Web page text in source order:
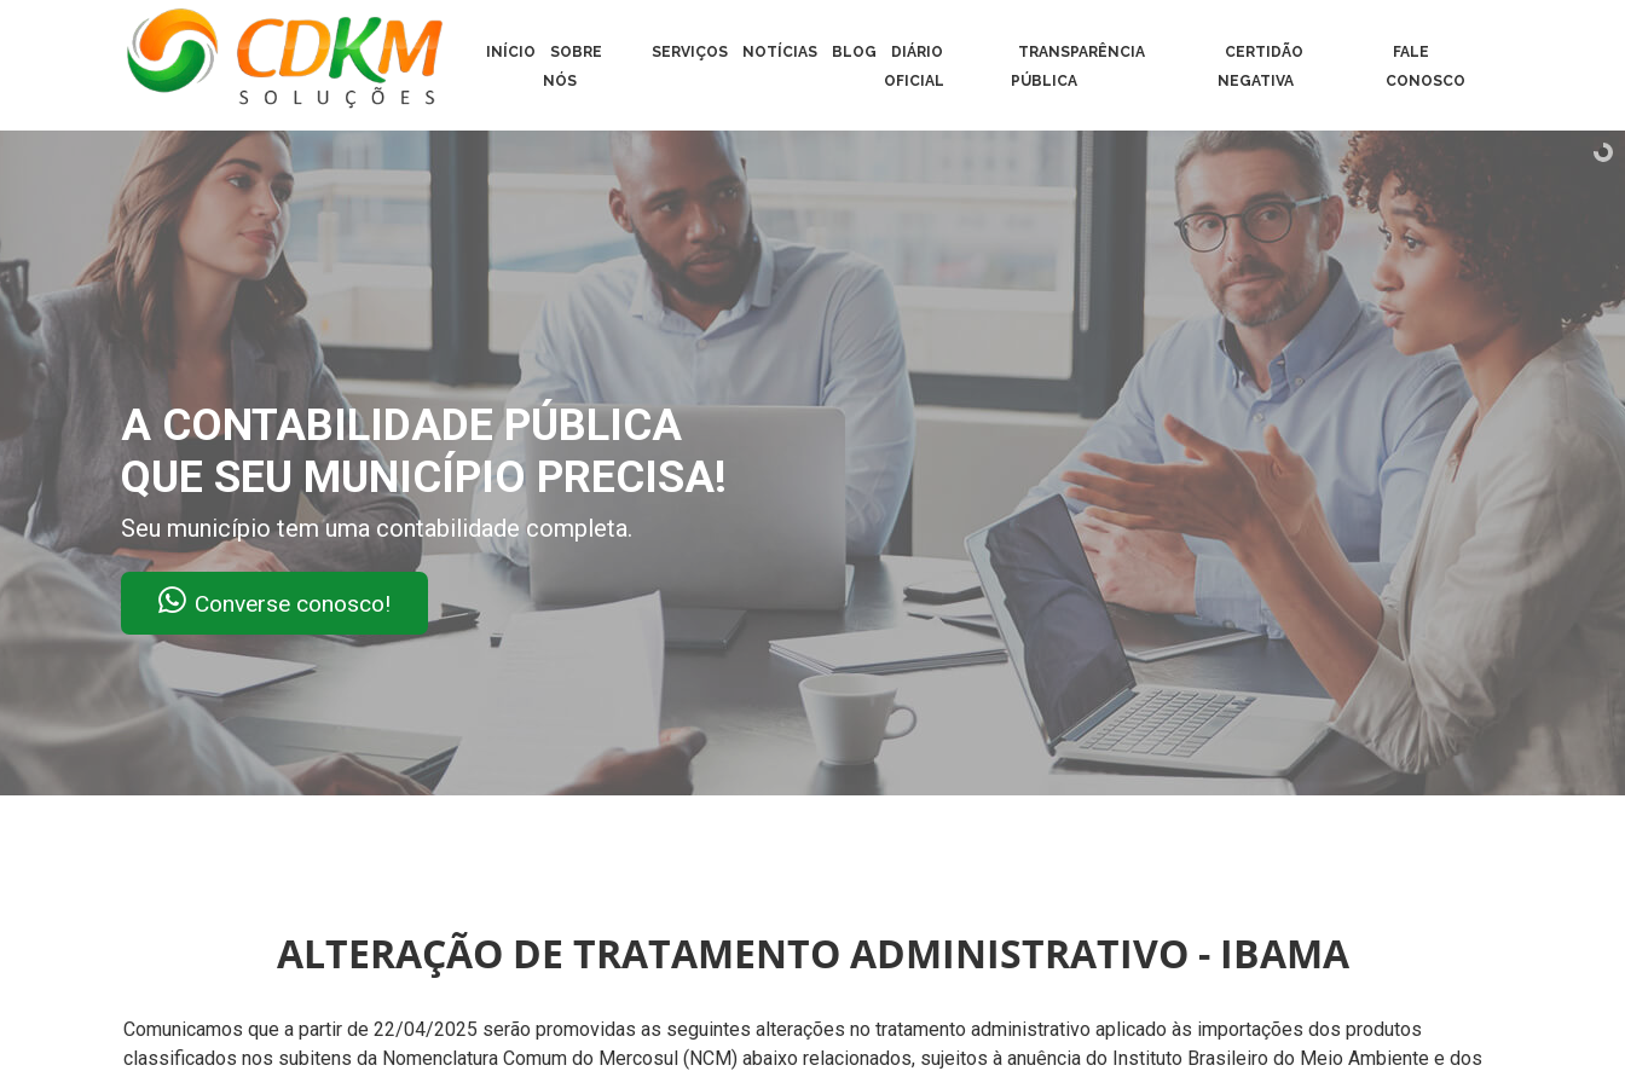
INÍCIO
SOBRE
NÓS
SERVIÇOS NOTÍCIAS BLOG
DIÁRIO
OFICIAL
TRANSPARÊNCIA
PÚBLICA
CERTIDÃO
NEGATIVA
FALE
CONOSCO
A CONTABILIDADE PÚBLICA
QUE SEU MUNICÍPIO PRECISA!
Seu município tem uma contabilidade completa.
Converse conosco!
ALTERAÇÃO DE TRATAMENTO ADMINISTRATIVO - IBAMA
Comunicamos que a partir de 22/04/2025 serão promovidas as seguintes alterações no tratamento administrativo aplicado às importações dos produtos
classificados nos subitens da Nomenclatura Comum do Mercosul (NCM) abaixo relacionados, sujeitos à anuência do Instituto Brasileiro do Meio Ambiente e dos